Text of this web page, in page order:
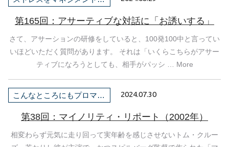
第165回：アサーティブな対話に「お誘いする」
さて、アサーションの研修をしていると、100発100中と言ってい
いほどいただく質問があります。 それは「いくらこちらがアサー
ティブになろうとしても、相手がパッシ … More
こんなところにもプロマネ！ 2024.07.30
第38回：マイノリティ・リポート（2002年）
相変わらず元気に走り回って実年齢を感じさせないトム・クルー